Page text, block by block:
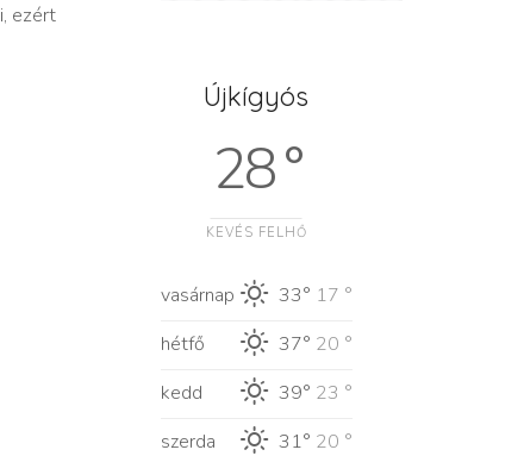
ezért
Újkígyós
28 °
KEVÉS FELHŐ
vasárnap 33° 17 °
hétfő
37° 20 °
kedd
39° 23 °
szerda
31° 20 °